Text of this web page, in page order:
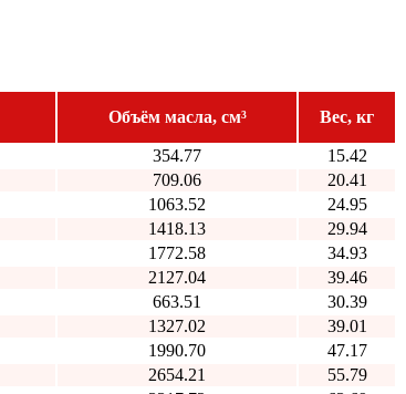
Объём масла, см³ Вес, кг
354.77
15.42
709.06
20.41
1063.52
24.95
1418.13
29.94
1772.58
34.93
2127.04 39.46
663.51
30.39
1327.02
39.01
1990.70
47.17
2654.21
55.79